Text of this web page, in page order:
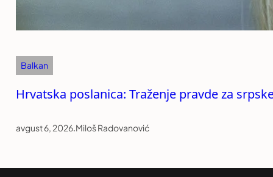
Balkan
Hrvatska poslanica: Traženje pravde za
avgust 6, 2026.Miloš Radovanović